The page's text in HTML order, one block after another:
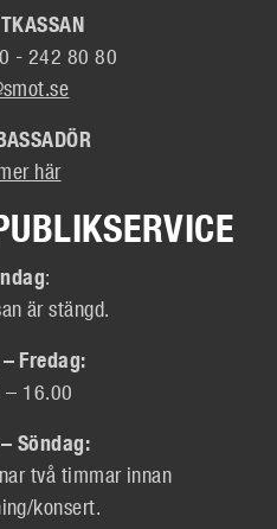
- 242 80 80
här
:
är stängd.
Fredag:
– 16.00
Söndag:
två timmar innan
konsert.